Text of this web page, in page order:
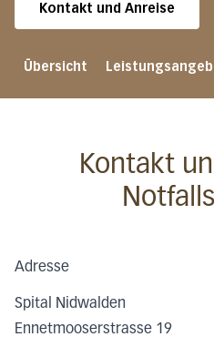
Kontakt und Anreise
Übersicht
Kontakt
Adresse
Spital Nidwalden
Ennetmooserstrasse 19